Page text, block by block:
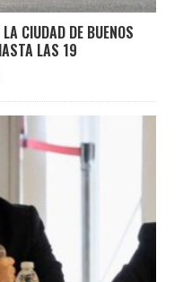
CIUDAD DE BUENOS
LAS 19